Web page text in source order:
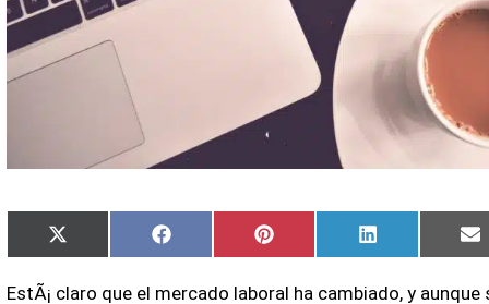
Compartir
en
X
(Twitter)
Compartir
en
Facebook
Compartir
en
Pinterest
Compartir
en
LinkedIn
EstÃ¡ claro que el mercado laboral ha cambiado, y aunque